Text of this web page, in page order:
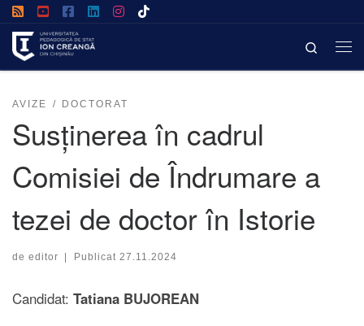
Search
AVIZE DOCTORAT
Susținerea în cadrul
Comisiei de Îndrumare a
tezei de doctor în Istorie
de editor | Publicat 27.11.2024
Candidat: Tatiana BUJOREAN